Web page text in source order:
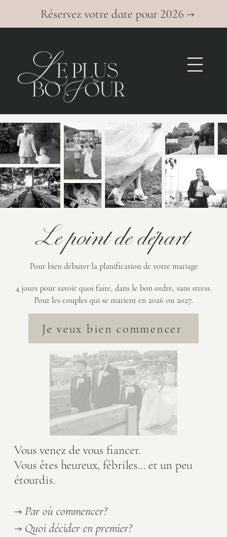
Réservez votre date pour 2026 →
Le point de départ
Pour bien débuter la planification de votre mariage
4 jours pour savoir quoi faire, dans le bon ordre, sans stress.
Pour les couples qui se marient en 2026 ou 2027.
Je veux bien commencer
Vous venez de vous fiancer.
Vous êtes heureux, fébriles… et un peu
étourdis.
→ Par où commencer?
→ Quoi décider en premier?